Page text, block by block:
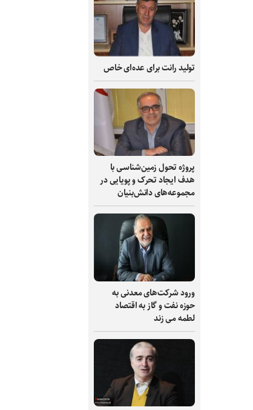
تولید رانت برای عده‌ای خاص
پروژه تحول زمین‌شناسی با
هدف ایجاد تحرک و پویایی در
مجموعه‌های دانش‌بنیان
ورود شرکت‌های معدنی به
حوزه نفت و گاز به اقتصاد
لطمه می زند